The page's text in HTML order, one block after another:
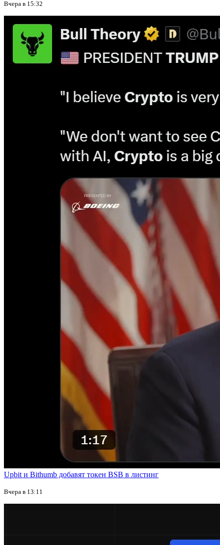
Вчера в 15:32
Upbit и Bithumb добавят токен BSB в листинг
Вчера в 13:11